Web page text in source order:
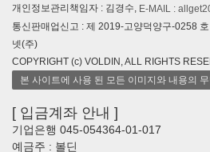
개인정보관리책임자 : 김경수, E-MAIL :
통신판매업신고 : 제 2019-고양덕양구-0258
넷(주)
COPYRIGHT (c) VOLDIN, ALL RIGHTS
본 사이트에 사용 된 모든 이미지와 내용의
[ 입금계좌 안내 ]
기업은행 045-054364-01-017
예금주 : 볼딘